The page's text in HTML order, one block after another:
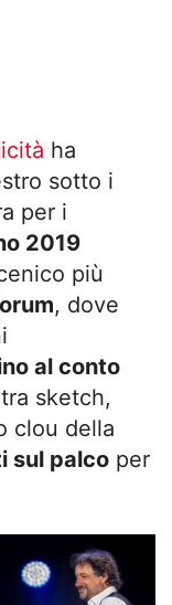
ha
sotto i
per i
2019
più
, dove
al conto
sketch,
clou della
sul palco per